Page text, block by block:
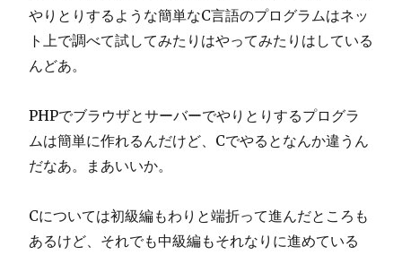
やりとりするような簡単なC言語のプログラムはネッ
ト上で調べて試してみたりはやってみたりはしている
んどあ。
PHPでブラウザとサーバーでやりとりするプログラ
ムは簡単に作れるんだけど、Cでやるとなんか違うん
だなあ。まあいいか。
Cについては初級編もわりと端折って進んだところも
あるけど、それでも中級編もそれなりに進めている